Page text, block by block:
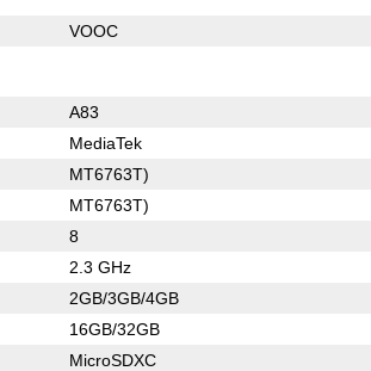
VOOC
A83
MediaTek
MT6763T)
MT6763T)
8
2.3 GHz
2GB/3GB/4GB
16GB/32GB
MicroSDXC